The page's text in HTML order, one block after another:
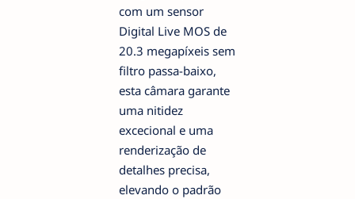
com um sensor
Digital Live MOS de
20.3 megapíxeis sem
filtro passa-baixo,
esta câmara garante
uma nitidez
excecional e uma
renderização de
detalhes precisa,
elevando o padrão